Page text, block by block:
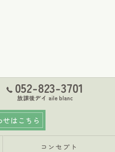
052-823-3701
放課後デイ aile blanc
せはこちら
コンセプト